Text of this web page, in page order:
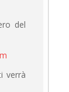
del
verrà